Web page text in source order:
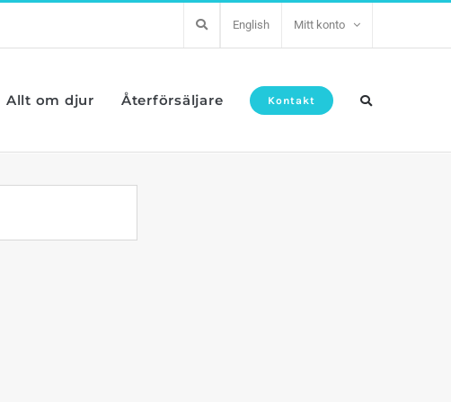
English Mitt konto
Allt om djur Återförsäljare Kontakt